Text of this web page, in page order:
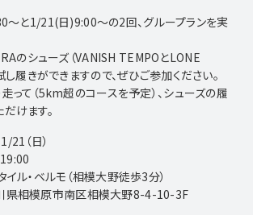
～と1/21(日)9:00～の2回、グループランを実
のシューズ（VANISH TEMPOとLONE
履きができますので、ぜひご参加ください。
って（5km超のコースを予定）、シューズの履
けます。
21（日）
イル・ベルモ（相模大野徒歩3分）
県相模原市南区相模大野8-4-10-3F
Facebook
Facebook